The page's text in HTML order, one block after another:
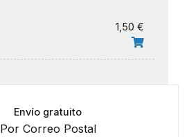
1,50 €
Envío gratuito
Por Correo Postal